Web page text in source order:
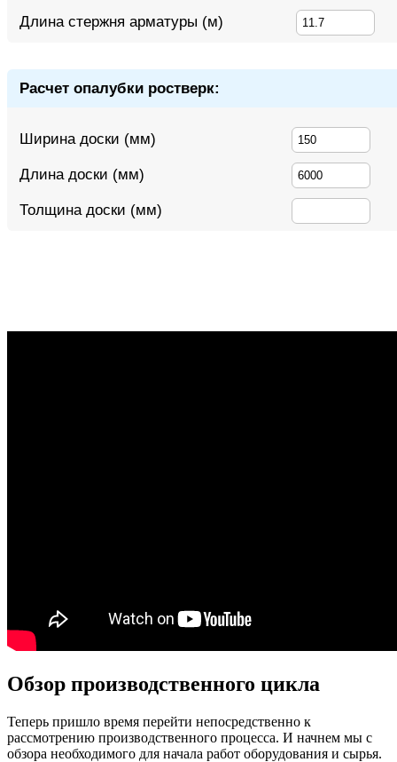
Длина стержня арматуры (м)
Расчет опалубки ростверк:
Ширина доски (мм)
Длина доски (мм)
Толщина доски (мм)
Обзор производственного цикла
Теперь пришло время перейти непосредственно к
рассмотрению производственного процесса. И начнем мы с
обзора необходимого для начала работ оборудования и сырья.